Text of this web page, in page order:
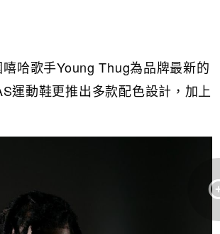
哈歌手Young Thug為品牌最新的
運動鞋更推出多款配色設計，加上